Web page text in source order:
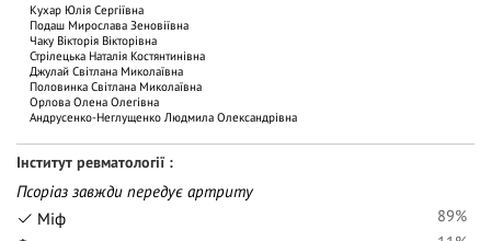
Кухар Юлія Сергіївна
Подаш Мирослава Зеновіївна
Чаку Вiкторiя Вiкторiвна
Стрілецька Наталія Костянтинівна
Джулай Світлана Миколаївна
Половинка Світлана Миколаївна
Орлова Олена Олегівна
Андрусенко-Неглущенко Людмила Олександрівна
Інститут ревматології
Псоріаз завжди передує артриту
Міф
89%